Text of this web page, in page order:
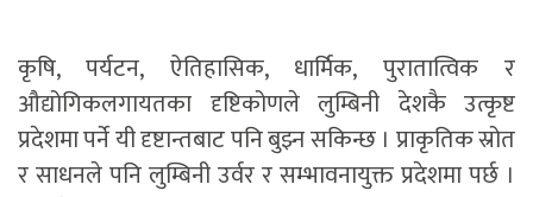
कृषि, पर्यटन, ऐतिहासिक, धार्मिक, पुरातात्विक र
औद्योगिकलगायतका दृष्टिकोणले लुम्बिनी देशकै उत्कृष्ट
प्रदेशमा पर्ने यी दृष्टान्तबाट पनि बुझ्न सकिन्छ । प्राकृतिक स्रोत
र साधनले पनि लुम्बिनी उर्वर र सम्भावनायुक्त प्रदेशमा पर्छ ।